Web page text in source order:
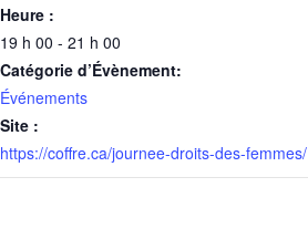
Heure :
19 h 00 - 21 h 00
Catégorie d’Évènement:
Événements
Site :
https://coffre.ca/journee-droits-des-femmes/